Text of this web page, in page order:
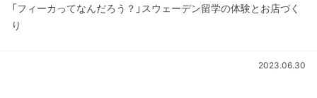
「フィーカってなんだろう？」スウェーデン留学の体験とお店づく
り
2023.06.30